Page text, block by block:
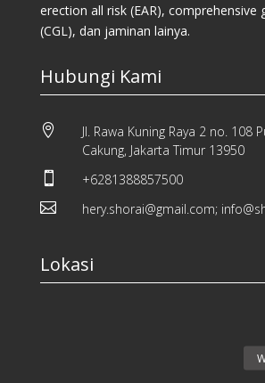
erection all risk (EAR), comprehensive
(CGL), dan jaminan lainya.
Hubungi Kami

Jl. Rawa Kuning Raya 2 no. 108
Cakung, Jakarta Timur 13950
 +6281388857500
 hery.shorai@gmail.com;
Lokasi